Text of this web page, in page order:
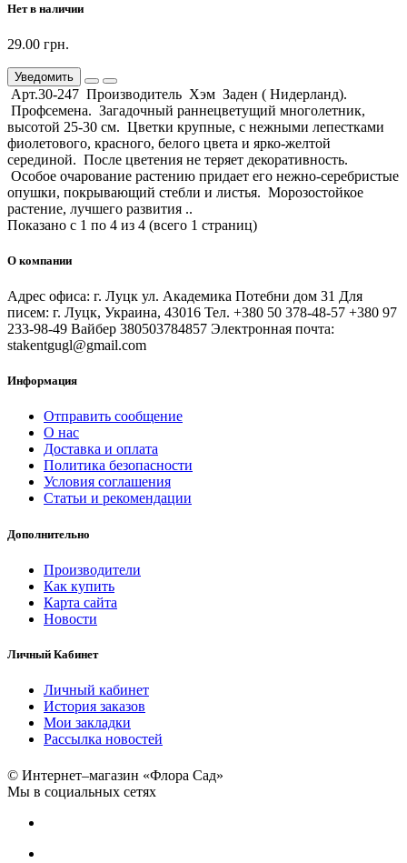
Нет в наличии
29.00 грн.
Уведомить
Арт.30-247 Производитель Хэм Заден ( Нидерланд).
Профсемена. Загадочный раннецветущий многолетник,
высотой 25-30 см. Цветки крупные, с нежными лепестками
фиолетового, красного, белого цвета и ярко-желтой
серединой. После цветения не теряет декоративность.
Особое очарование растению придает его нежно-серебристые
опушки, покрывающий стебли и листья. Морозостойкое
растение, лучшего развития ..
Показано с 1 по 4 из 4 (всего 1 страниц)
О компании
Адрес офиса: г. Луцк ул. Академика Потебни дом 31 Для
писем: г. Луцк, Украина, 43016 Тел. +380 50 378-48-57 +380 97
233-98-49 Вайбер 380503784857 Электронная почта:
stakentgugl@gmail.com
Информация
Отправить сообщение
О нас
Доставка и оплата
Политика безопасности
Условия соглашения
Статьи и рекомендации
Дополнительно
Производители
Как купить
Карта сайта
Новости
Личный Кабинет
Личный кабинет
История заказов
Мои закладки
Рассылка новостей
© Интернет–магазин «Флора Сад»
Мы в социальных сетях